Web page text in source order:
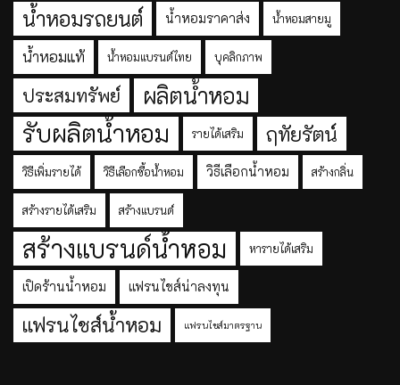
น้ำหอมรถยนต์ น้ำหอมราคาส่ง น้ำหอมสายมู
น้ำหอมแท้ น้ำหอมแบรนด์ไทย บุคลิกภาพ
ประสมทรัพย์ ผลิตน้ำหอม
รับผลิตน้ำหอม รายได้เสริม ฤทัยรัตน์
วิธีเพิ่มรายได้ วิธีเลือกซื้อน้ำหอม วิธีเลือกน้ำหอม สร้างกลิ่น
สร้างรายได้เสริม สร้างแบรนด์
สร้างแบรนด์น้ำหอม หารายได้เสริม
เปิดร้านน้ำหอม แฟรนไชส์น่าลงทุน
แฟรนไชส์น้ำหอม แฟรนไชส์มาตรฐาน